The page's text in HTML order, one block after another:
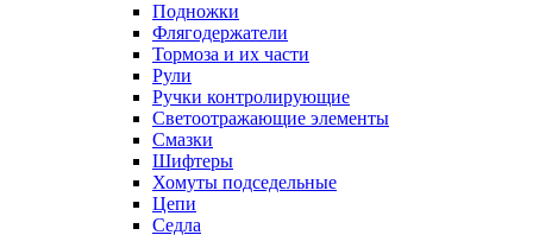
Подножки
Флягодержатели
Тормоза и их части
Рули
Ручки контролирующие
Светоотражающие элементы
Смазки
Шифтеры
Хомуты подседельные
Цепи
Седла